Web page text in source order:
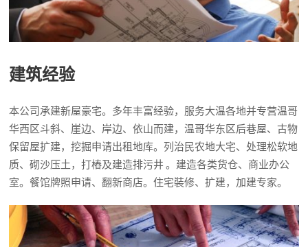
建筑经验
本公司承建新屋豪宅。多年丰富经验，服务大温各地并专营温哥
华西区斗斜、崖边、岸边、依山而建，温哥华东区后巷屋、古物
保留屋扩建，挖掘申请出租地库。列治民农地大宅、处理松软地
质、砌沙压土，打樁及建造排污井 。建造各类货仓、商业办公
室。餐馆牌照申请、翻新商店。住宅裝修、扩建，加建专家。